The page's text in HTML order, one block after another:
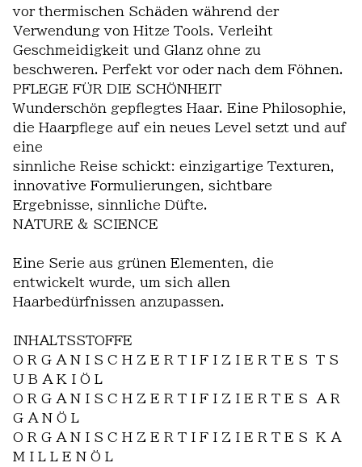
vor thermischen Schäden während der
Verwendung von Hitze Tools. Verleiht
Geschmeidigkeit und Glanz ohne zu
beschweren. Perfekt vor oder nach dem Föhnen.
PFLEGE FÜR DIE SCHÖNHEIT
Wunderschön gepflegtes Haar. Eine Philosophie,
die Haarpflege auf ein neues Level setzt und auf
eine
sinnliche Reise schickt: einzigartige Texturen,
innovative Formulierungen, sichtbare
Ergebnisse, sinnliche Düfte.
NATURE & SCIENCE
Eine Serie aus grünen Elementen, die
entwickelt wurde, um sich allen
Haarbedürfnissen anzupassen.
INHALTSSTOFFE
O R G A N I S C H Z E R T I F I Z I E R T E S T S
U B A K I Ö L
O R G A N I S C H Z E R T I F I Z I E R T E S A R
G A N Ö L
O R G A N I S C H Z E R T I F I Z I E R T E S K A
M I L L E N Ö L